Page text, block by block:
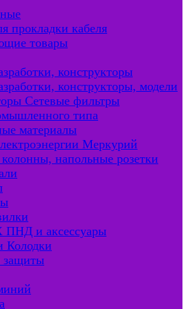
прокладки кабеля
товары
конструкторы
конструкторы, модели
Сетевые фильтры
типа
материалы
Меркурий
напольные розетки
и аксессуары
Колодки
защиты